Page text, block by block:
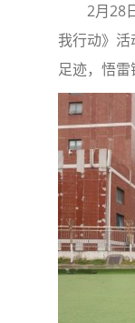
2月28
我行动》
足迹，悟雷